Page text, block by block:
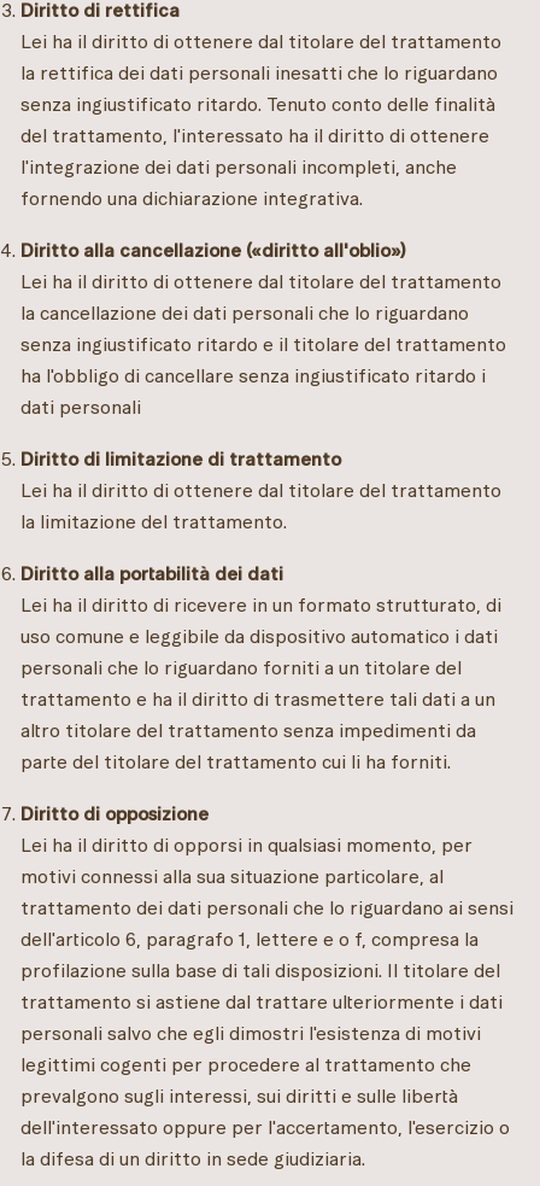
Diritto di rettifica
Lei ha il diritto di ottenere dal titolare del trattamento
la rettifica dei dati personali inesatti che lo riguardano
senza ingiustificato ritardo. Tenuto conto delle finalità
del trattamento, l'interessato ha il diritto di ottenere
l'integrazione dei dati personali incompleti, anche
fornendo una dichiarazione integrativa.
Diritto alla cancellazione («diritto all'oblio»)
Lei ha il diritto di ottenere dal titolare del trattamento
la cancellazione dei dati personali che lo riguardano
senza ingiustificato ritardo e il titolare del trattamento
ha l'obbligo di cancellare senza ingiustificato ritardo i
dati personali
Diritto di limitazione di trattamento
Lei ha il diritto di ottenere dal titolare del trattamento
la limitazione del trattamento.
Diritto alla portabilità dei dati
Lei ha il diritto di ricevere in un formato strutturato, di
uso comune e leggibile da dispositivo automatico i dati
personali che lo riguardano forniti a un titolare del
trattamento e ha il diritto di trasmettere tali dati a un
altro titolare del trattamento senza impedimenti da
parte del titolare del trattamento cui li ha forniti.
Diritto di opposizione
Lei ha il diritto di opporsi in qualsiasi momento, per
motivi connessi alla sua situazione particolare, al
trattamento dei dati personali che lo riguardano ai sensi
dell'articolo 6, paragrafo 1, lettere e o f, compresa la
profilazione sulla base di tali disposizioni. Il titolare del
trattamento si astiene dal trattare ulteriormente i dati
personali salvo che egli dimostri l'esistenza di motivi
legittimi cogenti per procedere al trattamento che
prevalgono sugli interessi, sui diritti e sulle libertà
dell'interessato oppure per l'accertamento, l'esercizio o
la difesa di un diritto in sede giudiziaria.